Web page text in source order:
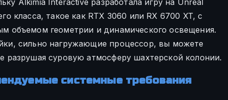
класса, такое как RTX 3060 или RX 6700 XT, с
объемом геометрии и динамического освещения.
сильно нагружающие процессор, вы можете
разрушая суровую атмосферу шахтерской колонии.
системные требования